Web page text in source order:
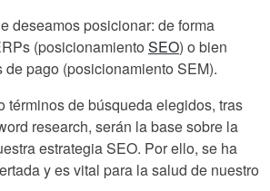
deseamos posicionar: de forma
(posicionamiento SEO) o bien
de pago (posicionamiento SEM).
términos de búsqueda elegidos, tras
research, serán la base sobre la
estrategia SEO. Por ello, se ha
y es vital para la salud de nuestro